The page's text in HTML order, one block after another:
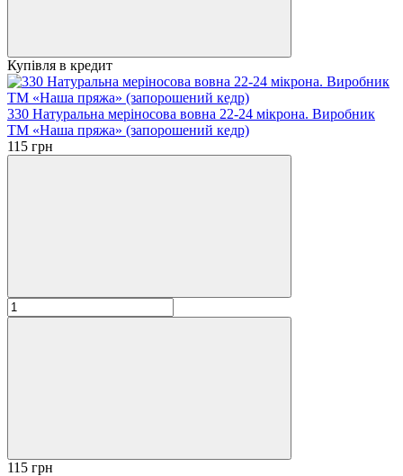
Купівля в кредит
330 Натуральна меріносова вовна 22-24 мікрона. Виробник
ТМ «Наша пряжа» (запорошений кедр)
115 грн
115 грн